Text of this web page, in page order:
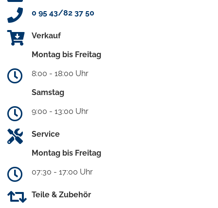
0 95 43/82 37 50
Verkauf
Montag bis Freitag
8:00 - 18:00 Uhr
Samstag
9:00 - 13:00 Uhr
Service
Montag bis Freitag
07:30 - 17:00 Uhr
Teile & Zubehör